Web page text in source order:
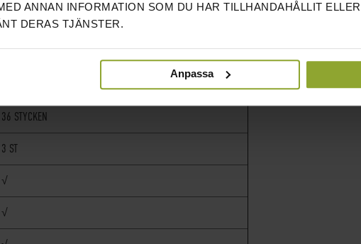
ANNAN INFORMATION SOM DU HAR TILLHANDAHÅLLIT
DERAS TJÄNSTER.
Anpassa
1-16 KM/H
12 STEG
36 STYCKEN
3 ST
√
√